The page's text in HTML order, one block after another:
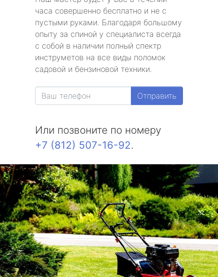
часа совершенно бесплатно и не с
пустыми руками. Благодаря большому
опыту за спиной у специалиста всегда
с собой в наличии полный спектр
инструметов на все виды поломок
садовой и бензиновой техники.
Отправить
Или позвоните по номеру
+7 (812) 507-16-92.